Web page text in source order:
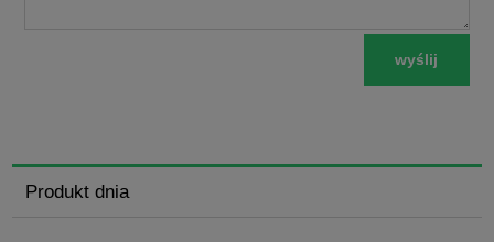
wyślij
Produkt dnia